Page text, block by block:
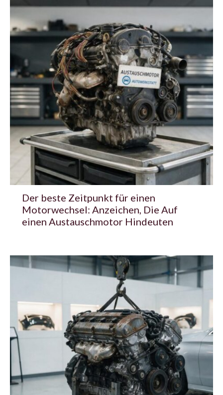
Der beste Zeitpunkt für einen
Motorwechsel: Anzeichen, Die Auf
einen Austauschmotor Hindeuten